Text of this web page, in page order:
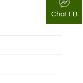
Chat FB